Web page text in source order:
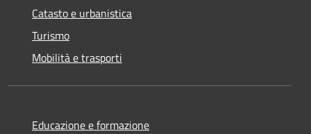
Catasto e urbanistica
Turismo
Mobilità e trasporti
Educazione e formazione